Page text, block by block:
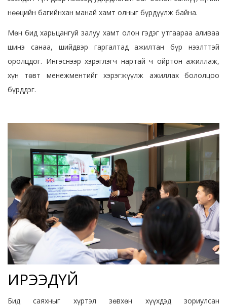
нөөцийн багийнхан манай хамт олныг бүрдүүлж байна.
Мөн бид харьцангуй залуу хамт олон гэдэг утгаараа аливаа
шинэ санаа, шийдвэр гаргалтад ажилтан бүр нээлттэй
оролцдог. Ингэснээр хэрэглэгч нартай ч ойртон ажиллаж,
хүн төвт менежментийг хэрэгжүүлж ажиллах бололцоо
бүрддэг.
ИРЭЭДҮЙ
Бид саяхныг хүртэл зөвхөн хүүхдэд зориулсан